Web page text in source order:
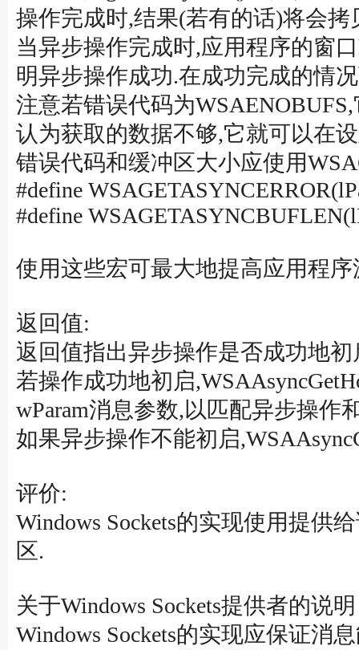
操作完成时,结果(若有的话)将会
当异步操作完成时,应用程序的窗
明异步操作成功.在成功完成的情
注意若错误代码为
认为获取的数据不够,它就可以在
错误代码和缓冲区大小应使用
#define
#define
使用这些宏可最大地提高应用程
返回值:
返回值指出异步操作是否成功地
若操作成功地初启
wParam消息参数,以匹配异步操作
如果异步操作不能初启
评价:
Windows Sockets的实现使用提供
区.
关于Windows Sockets提供者的说
Windows Sockets的实现应保证消